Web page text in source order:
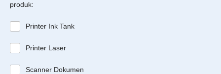
produk:
Printer Ink Tank
Printer Laser
Scanner Dokumen